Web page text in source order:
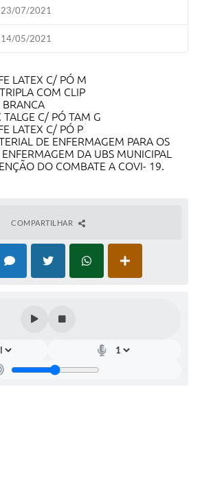
23/07/2021
14/05/2021
LATEX C/ PÓ M
COM CLIP
BRANCA
TALGE C/ PÓ TAM G
LATEX C/ PÓ P
DE ENFERMAGEM PARA OS
DA UBS MUNICIPAL
DO COMBATE A COVI- 19.
COMPARTILHAR